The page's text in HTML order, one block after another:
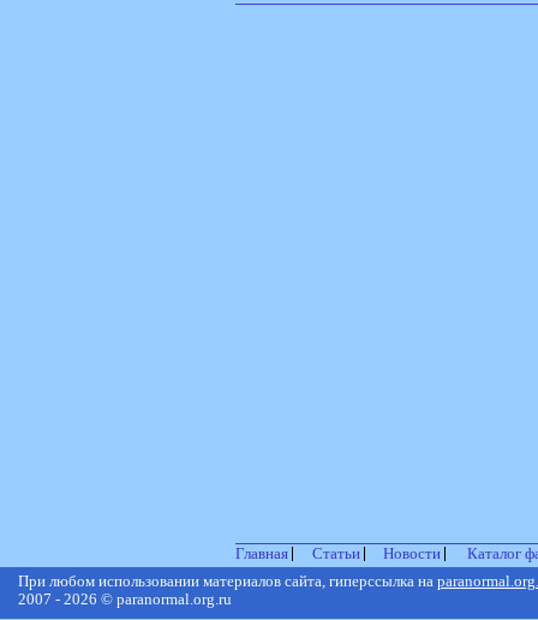
Главная Статьи Новости
Каталог
При любом использовании материалов сайта, гиперссылка на
2007 - 2026 © paranormal.org.ru